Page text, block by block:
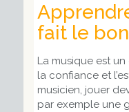
fait le
La musique est
la confiance et
musicien, jouer
par exemple une